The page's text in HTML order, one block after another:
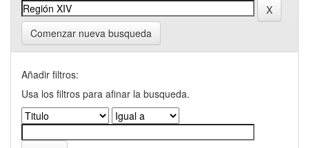
Comenzar nueva busqueda
Añadir filtros:
Usa los filtros para afinar la busqueda.